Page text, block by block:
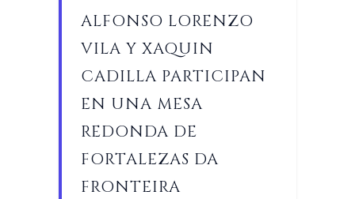
ALFONSO LORENZO
VILA Y XAQUIN
CADILLA PARTICIPAN
EN UNA MESA
REDONDA DE
FORTALEZAS DA
FRONTEIRA